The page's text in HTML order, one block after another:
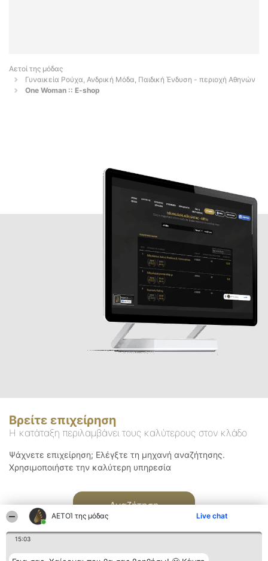
ΑΕΤΟΊ της μόδας Live chat
15:03
Αετοί της μόδας
Γυναικεία Ρούχα, Ανδρική Μόδα, Παιδική Ένδυση - περιοχή Αθηνών
One Woman :: E-shop
Βρείτε επιχείρηση
Η κατάταξη περιλαμβάνει τους καλύτερους στον κλάδο
Ψάχνετε επιχείρηση; Ελέγξτε τη μηχανή αναζήτησης.
Χρησιμοποιήστε την καλύτερη υπηρεσία
Αναζήτηση